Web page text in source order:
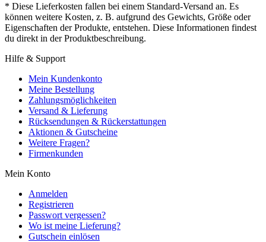
* Diese Lieferkosten fallen bei einem Standard-Versand an. Es
können weitere Kosten, z. B. aufgrund des Gewichts, Größe oder
Eigenschaften der Produkte, entstehen. Diese Informationen findest
du direkt in der Produktbeschreibung.
Hilfe & Support
Mein Kundenkonto
Meine Bestellung
Zahlungsmöglichkeiten
Versand & Lieferung
Rücksendungen & Rückerstattungen
Aktionen & Gutscheine
Weitere Fragen?
Firmenkunden
Mein Konto
Anmelden
Registrieren
Passwort vergessen?
Wo ist meine Lieferung?
Gutschein einlösen